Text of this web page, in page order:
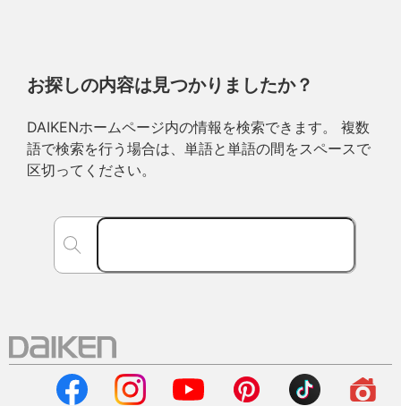
お探しの内容は見つかりましたか？
DAIKENホームページ内の情報を検索できます。 複数
語で検索を行う場合は、単語と単語の間をスペースで
区切ってください。